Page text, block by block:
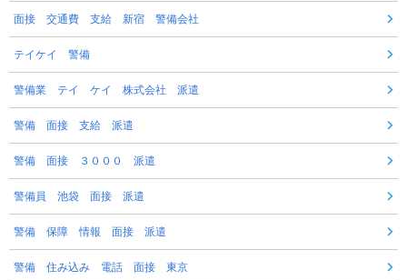
面接 交通費 支給 新宿 警備会社
テイケイ 警備
警備業 テイ ケイ 株式会社 派遣
警備 面接 支給 派遣
警備 面接 ３０００ 派遣
警備員 池袋 面接 派遣
警備 保障 情報 面接 派遣
警備 住み込み 電話 面接 東京